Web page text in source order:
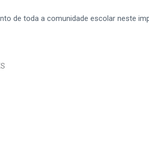
de toda a comunidade escolar neste